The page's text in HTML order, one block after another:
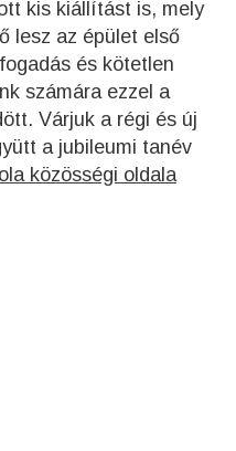
kis kiállítást is, mely
lesz az épület első
és kötetlen
számára ezzel a
Várjuk a régi és új
a jubileumi tanév
közösségi oldala